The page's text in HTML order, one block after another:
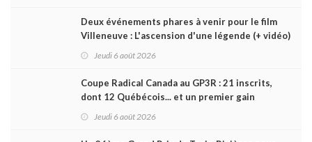
Deux événements phares à venir pour le film
Villeneuve : L'ascension d'une légende (+ vidéo)
Jeudi 6 août 2026
Coupe Radical Canada au GP3R : 21 inscrits,
dont 12 Québécois... et un premier gain
Jeudi 6 août 2026